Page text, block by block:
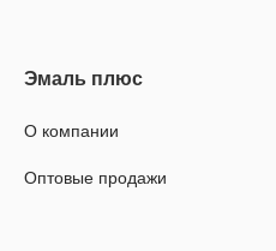
О компании
Оптовые продажи